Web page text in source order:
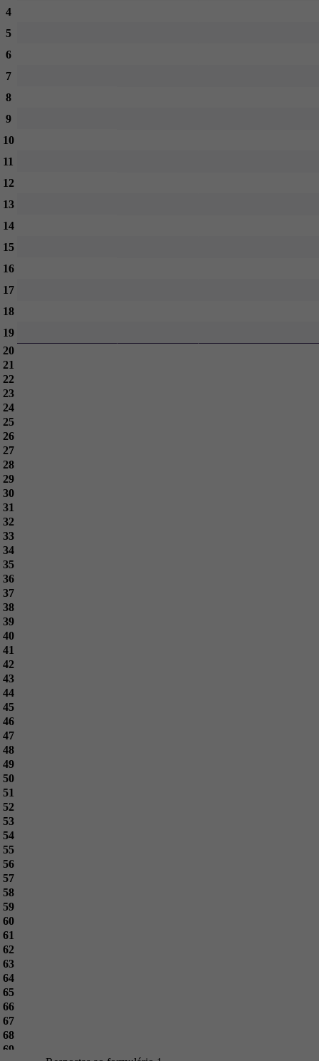
4
5
6
7
8
9
10
11
12
13
14
15
16
17
18
19
20
21
22
23
24
25
26
27
28
29
30
31
32
33
34
35
36
37
38
39
40
41
42
43
44
45
46
47
48
49
50
51
52
53
54
55
56
57
58
59
60
61
62
63
64
65
66
67
68
69